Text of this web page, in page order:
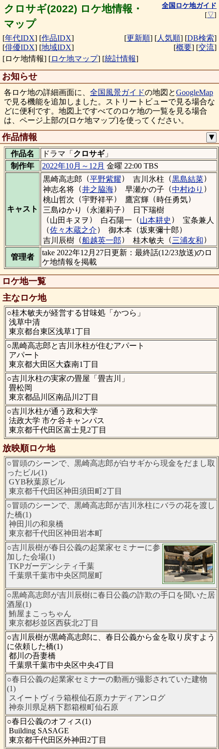
クロサギ(2022) ロケ地情報・
マップ
全国ロケ地ガイド
[▽]
[年代IDX] [作品IDX]
[俳優IDX] [地域IDX]
[更新順] [人気順] [DB検索]
[概要] [交流]
[ロケ地情報] [ロケ地マップ] [統計情報]
お知らせ
各ロケ地の詳細画面に、 全国風景ガイドの地図とGoogleMap
で見る機能を追加しました。ストリートビューで見る場合な
どに便利です。地図上ですべてのロケ地の一覧を見る場合
は、ページ上部の[ロケ地マップ]を使ってください。
作品情報 ▼
作品名 ドラマ「 クロサギ」
制作年
2022年10月～12月 金曜 22:00 TBS
キャスト
黒崎高志郎 （平野紫耀） 吉川氷柱 （黒島結菜）
神志名将（井之脇海） 早瀬かの子 （中村ゆり ）
桃山哲次 （宇野祥平） 鷹宮輝 （時任勇気）
三島ゆかり
（永瀬莉子）
日下瑞樹
（山田キヌヲ ） 白石陽一 （山本耕史 ）
宝条兼人
（佐々木蔵之介） 御木本（坂東彌十郎）
吉川辰樹（船越英一郎） 桂木敏夫 （三浦友和）
管理者
take 2022年12月27日更新：最終話(12/23放送)のロ
ケ地情報を掲載
ロケ地一覧
主なロケ地
○桂木敏夫が経営する甘味処「かつら」
浅草中清
東京都台東区浅草1丁目
○黒崎高志郎と吉川氷柱が住むアパート
アパート
東京都大田区大森南1丁目
○吉川氷柱の実家の畳屋「畳吉川」
畳松岡
東京都品川区南品川2丁目
○吉川氷柱が通う政和大学
法政大学 市ケ谷キャンパス
東京都千代田区富士見2丁目
放映順ロケ地
○冒頭のシーンで、黒崎高志郎が白サギから現金をだまし取
ったビル(1)
GYB秋葉原ビル
東京都千代田区神田須田町2丁目
○冒頭のシーンで、黒崎高志郎が吉川氷柱にバラの花を渡し
た橋(1)
神田川の和泉橋
東京都千代田区神田岩本町
○吉川辰樹が春日公義の起業家セミナーに参
加した会場(1)
TKPガーデンシティ千葉
千葉県千葉市中央区問屋町
○黒崎高志郎が吉川辰樹に春日公義の詐欺の手口を聞いた居
酒屋(1)
鮪屋まこっちゃん
東京都杉並区西荻北2丁目
○吉川辰樹が黒崎高志郎に、春日公義から金を取り戻すよう
に依頼した橋(1)
都川の吾妻橋
千葉県千葉市中央区中央4丁目
○春日公義の起業家セミナーの動画が撮影されていた建物
(1)
スイートヴィラ箱根仙石原カナディアンログ
神奈川県足柄下郡箱根町仙石原
○春日公義のオフィス(1)
Building SASAGE
東京都千代田区外神田2丁目